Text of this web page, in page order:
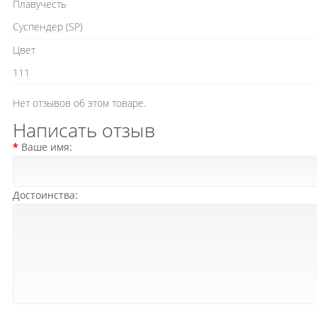
Плавучесть
Cуспендер (SP)
Цвет
111
Нет отзывов об этом товаре.
Написать отзыв
Ваше имя:
Достоинства: